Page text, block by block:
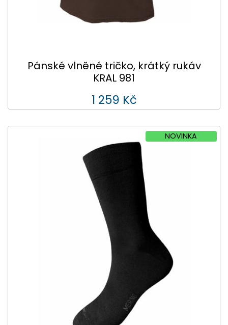
Pánské vlněné tričko, krátký rukáv
KRAL 981
1 259 Kč
NOVINKA